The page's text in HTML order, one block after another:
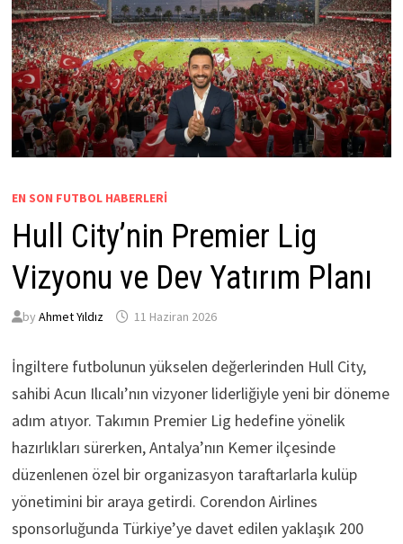
EN SON FUTBOL HABERLERI
Hull City’nin Premier Lig
Vizyonu ve Dev Yatırım Planı
by Ahmet Yıldız 11 Haziran 2026
İngiltere futbolunun yükselen değerlerinden Hull City,
sahibi Acun Ilıcalı’nın vizyoner liderliğiyle yeni bir döneme
adım atıyor. Takımın Premier Lig hedefine yönelik
hazırlıkları sürerken, Antalya’nın Kemer ilçesinde
düzenlenen özel bir organizasyon taraftarlarla kulüp
yönetimini bir araya getirdi. Corendon Airlines
sponsorluğunda Türkiye’ye davet edilen yaklaşık 200